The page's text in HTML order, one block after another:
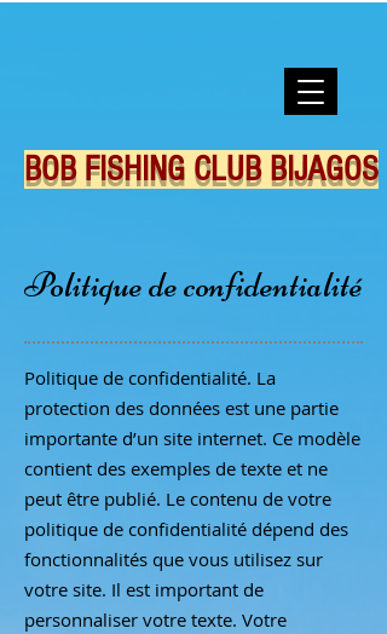
BOB FISHING CLUB BIJAGOS​
Politique de confidentialité
Politique de confidentialité. La
protection des données est une partie
importante d’un site internet. Ce modèle
contient des exemples de texte et ne
peut être publié. Le contenu de votre
politique de confidentialité dépend des
fonctionnalités que vous utilisez sur
votre site. Il est important de
personnaliser votre texte. Votre